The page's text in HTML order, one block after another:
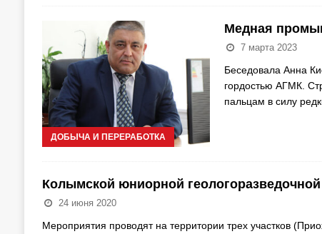
ДОБЫЧА И ПЕРЕРАБОТКА
Медная
7 марта 2023
Беседовала Анна
гордостью АГМК.
пальцам в силу
Колымской юниорной
24 июня 2020
Мероприятия проводят на территории трех участков